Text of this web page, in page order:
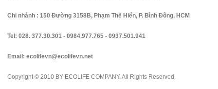
Chi nhánh : 150 Đường 3158B, Phạm Thế Hiển, P. Bình Đông, HCM
Tel: 028. 377.30.301 - 0984.977.765 - 0937.501.941
Email: ecolifevn@ecolifevn.net
Copyright © 2010 BY ECOLIFE COMPANY. All Rights Reserved.